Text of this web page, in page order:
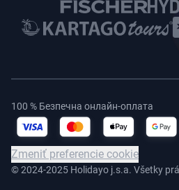
© 2024-2025 Holidayo j.s.a. Všetky
100 % Безпечна онлайн-оплата
Zmeniť preferencie cookie